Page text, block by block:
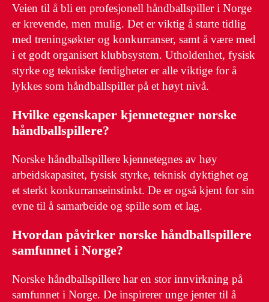
Veien til å bli en profesjonell håndballspiller i Norge
er krevende, men mulig. Det er viktig å starte tidlig
med treningsøkter og konkurranser, samt å være med
i et godt organisert klubbsystem. Utholdenhet, fysisk
styrke og tekniske ferdigheter er alle viktige for å
lykkes som håndballspiller på et høyt nivå.
Hvilke egenskaper kjennetegner norske
håndballspillere?
Norske håndballspillere kjennetegnes av høy
arbeidskapasitet, fysisk styrke, teknisk dyktighet og
et sterkt konkurranseinstinkt. De er også kjent for sin
evne til å samarbeide og spille som et lag.
Hvordan påvirker norske håndballspillere
samfunnet i Norge?
Norske håndballspillere har en stor innvirkning på
samfunnet i Norge. De inspirerer unge jenter til å